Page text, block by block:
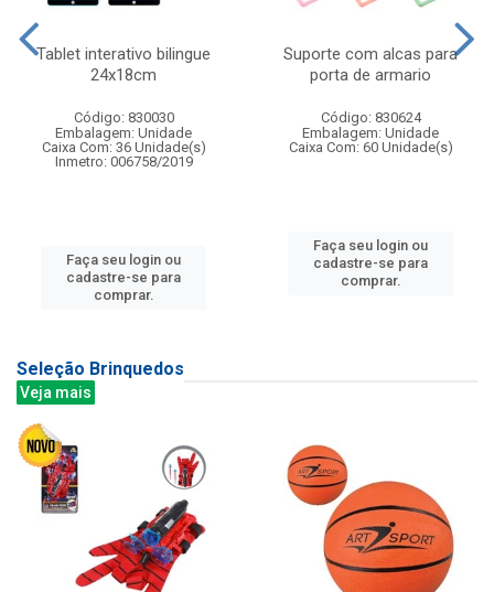
Tablet interativo bilingue
24x18cm
Código: 830030
Embalagem: Unidade
Caixa Com: 36 Unidade(s)
Inmetro: 006758/2019
Faça seu login ou
cadastre-se para
comprar.
Suporte com alcas para
porta de armario
Código: 830624
Embalagem: Unidade
Caixa Com: 60 Unidade(s)
Faça seu login ou
cadastre-se para
comprar.
Seleção Brinquedos
Veja mais